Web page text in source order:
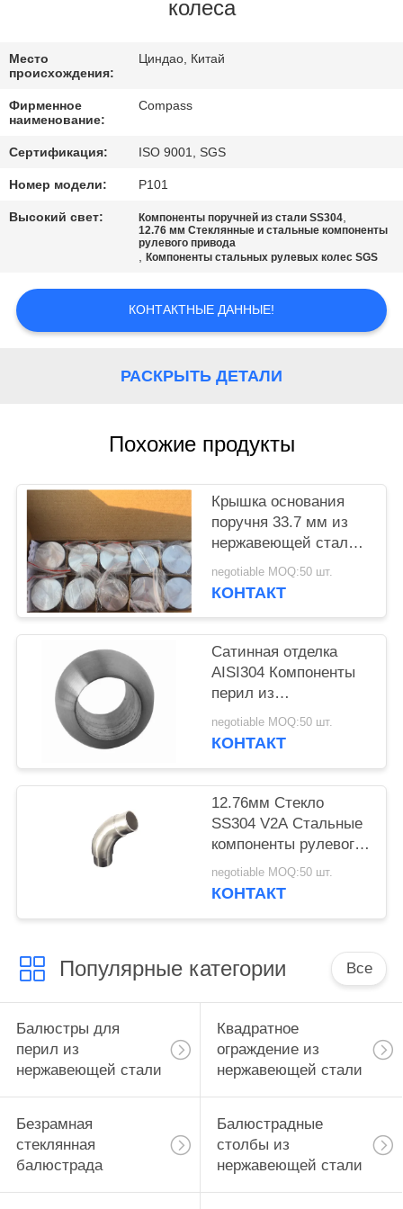
СВЯЖИТЕСЬ
МЫ
НОВОСТИ
СПРОСИТЕ
КАРТА
САЙТА
колеса
Место
происхождения:
Циндао, Китай
Фирменное
наименование:
Compass
Сертификация: ISO 9001, SGS
Номер модели: P101
Высокий свет: Компоненты поручней из стали SS304,
12.76 мм Стеклянные и стальные компоненты
рулевого привода
,Компоненты стальных рулевых колес SGS
КОНТАКТНЫЕ ДАННЫЕ!
РАСКРЫТЬ ДЕТАЛИ
Похожие продукты
Крышка основания
поручня 33.7 мм из
нержавеющей стали
SS304 толщиной 2 мм
negotiable MOQ:50 шт.
КОНТАКТ
Сатинная отделка
AISI304 Компоненты
перил из
нержавеющей стали
negotiable MOQ:50 шт.
КОНТАКТ
12.76мм Стекло
SS304 V2A Стальные
компоненты рулевого
колеса
negotiable MOQ:50 шт.
КОНТАКТ
Популярные категории Все
Балюстры для
перил из
нержавеющей стали
Квадратное
ограждение из
нержавеющей стали
Безрамная
стеклянная
балюстрада
Балюстрадные
столбы из
нержавеющей стали